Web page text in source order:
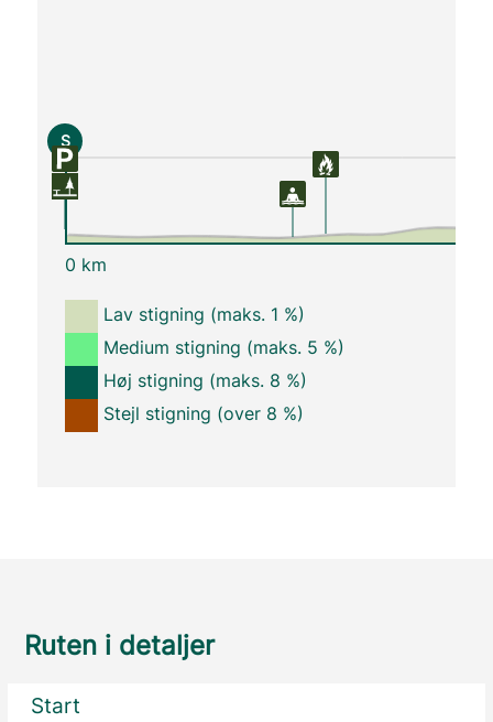
S
0 km
Lav stigning (maks. 1 %)
Medium stigning (maks. 5 %)
Høj stigning (maks. 8 %)
Stejl stigning (over 8 %)
Ruten i detaljer
Start